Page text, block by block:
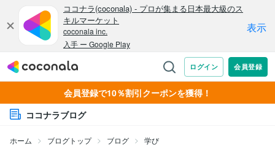
会員登録で10％割引クーポンを獲得！
ココナラブログ
ホーム ブログトップ ブログ 学び